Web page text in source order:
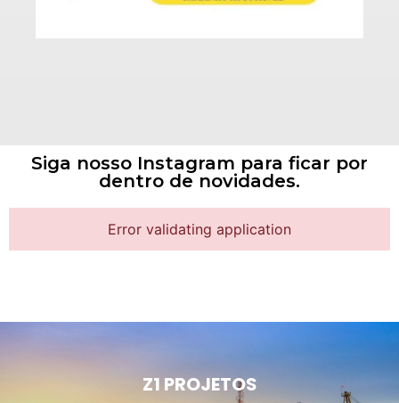
Siga nosso Instagram para ficar por
dentro de novidades.
Error validating application
Z1 PROJETOS